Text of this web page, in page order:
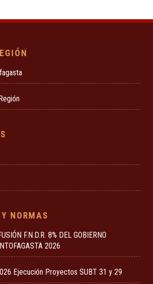
NORMAS
F.N.D.R. 8% DEL GOBIERNO
2026
Ejecución Proyectos SUBT 31 y 29